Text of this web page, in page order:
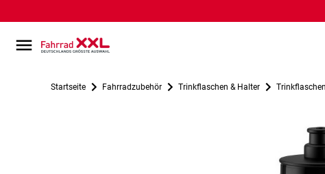
Startseite Fahrradzubehör Trinkflaschen & Halter Trinkflaschen